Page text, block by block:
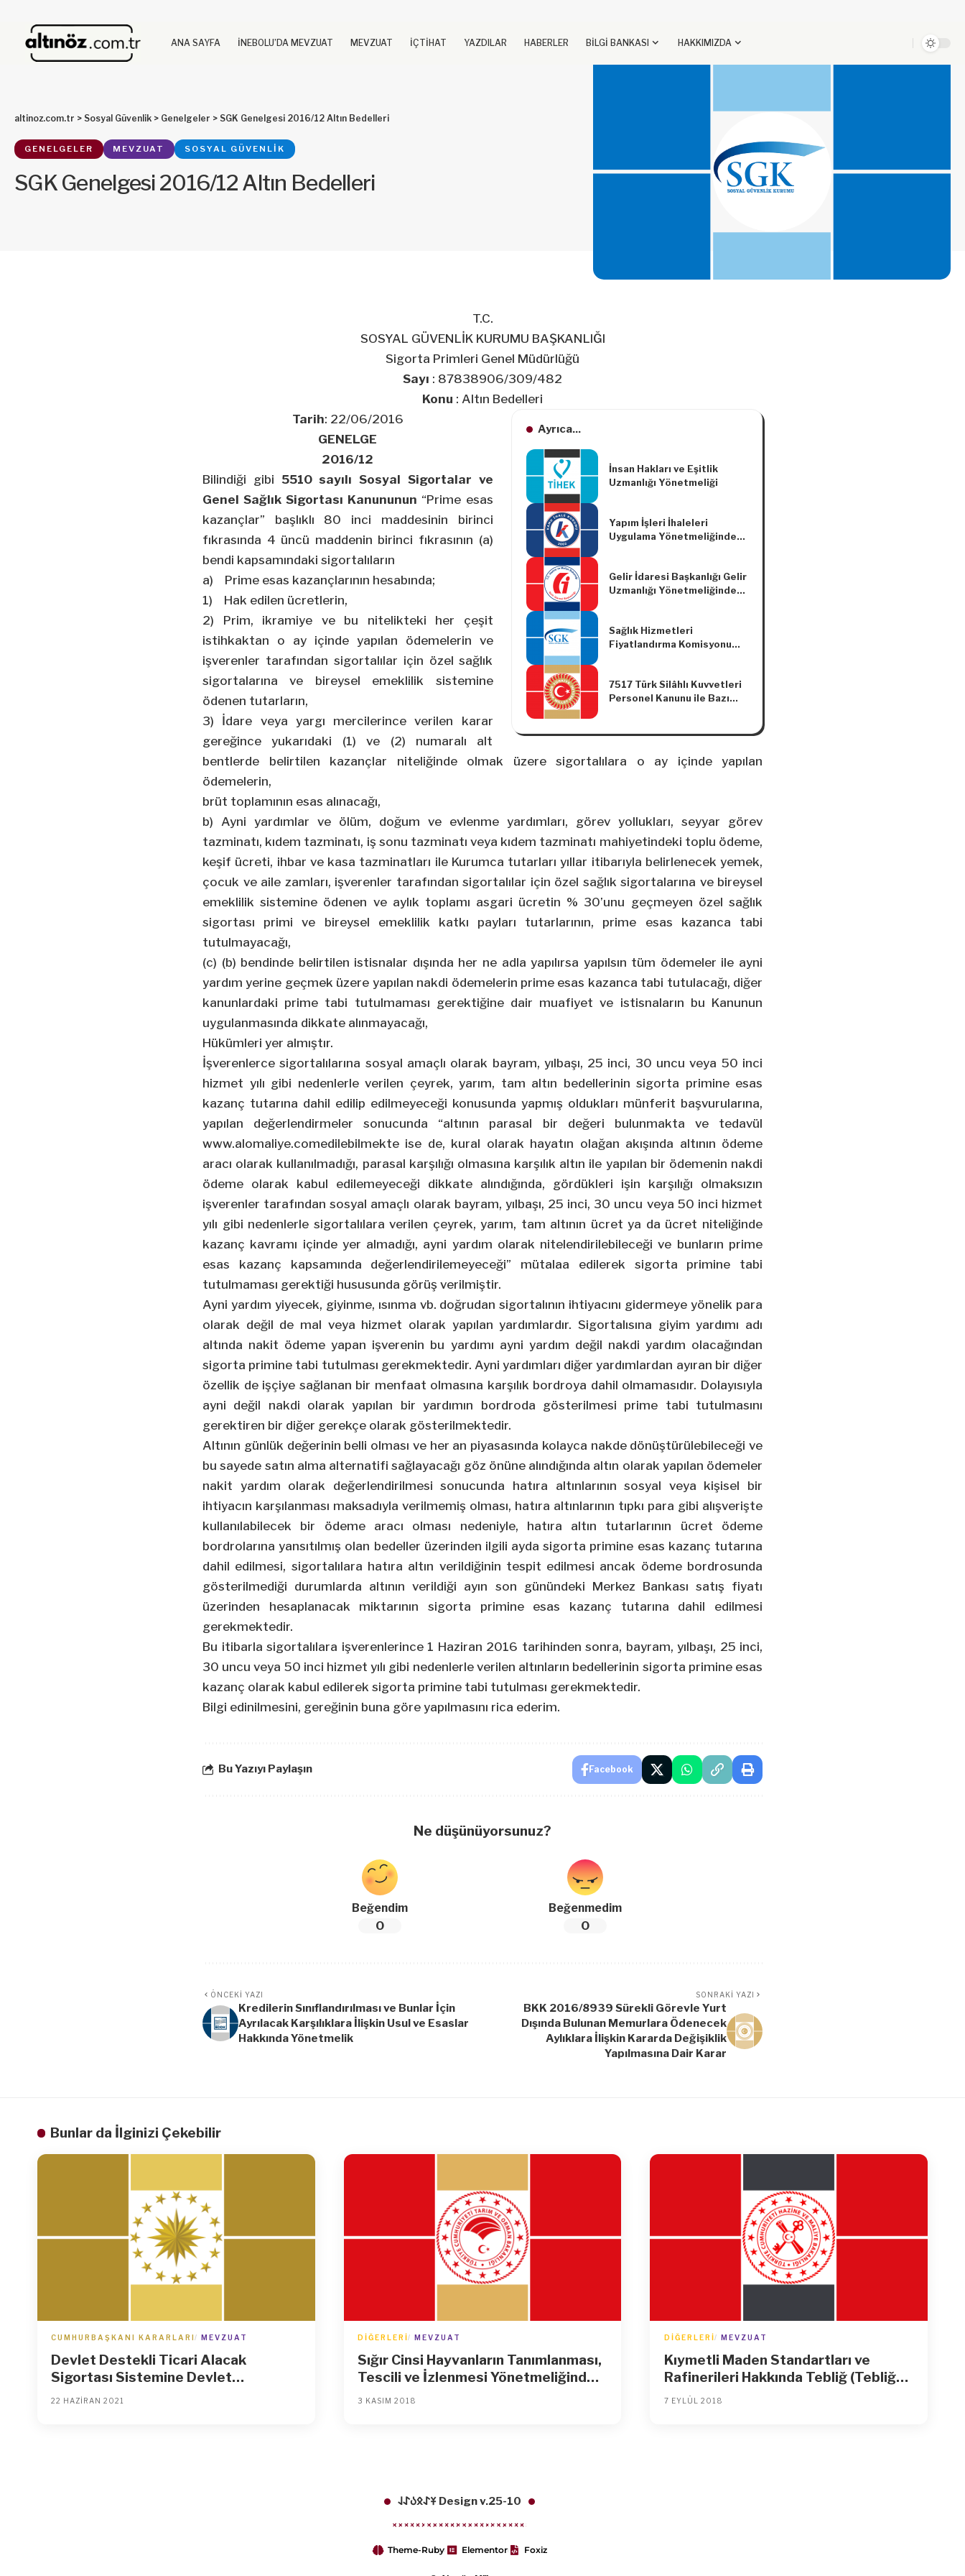
ANA SAYFA İNEBOLU’DA MEVZUAT MEVZUAT İÇTİHAT YAZDILAR HABERLER BİLGİ BANKASI HAKKIMIZDA
altinoz.com.tr > Sosyal Güvenlik > Genelgeler > SGK Genelgesi 2016/12 Altın Bedelleri
GENELGELER MEVZUAT SOSYAL GÜVENLIK
SGK Genelgesi 2016/12 Altın Bedelleri
T.C.
SOSYAL GÜVENLİK KURUMU BAŞKANLIĞI
Sigorta Primleri Genel Müdürlüğü
Sayı : 87838906/309/482
Konu : Altın Bedelleri
Ayrıca...
İnsan Hakları ve Eşitlik
Uzmanlığı Yönetmeliği
Yapım İşleri İhaleleri
Uygulama Yönetmeliğinde
Gelir İdaresi Başkanlığı Gelir
Uzmanlığı Yönetmeliğinde
Sağlık Hizmetleri
Fiyatlandırma Komisyonu
7517 Türk Silâhlı Kuvvetleri
Personel Kanunu ile Bazı
Tarih: 22/06/2016
GENELGE
2016/12
Bilindiği gibi 5510 sayılı Sosyal Sigortalar ve
Genel Sağlık Sigortası Kanununun “Prime esas
kazançlar” başlıklı 80 inci maddesinin birinci
fıkrasında 4 üncü maddenin birinci fıkrasının (a)
bendi kapsamındaki sigortalıların
a) Prime esas kazançlarının hesabında;
1) Hak edilen ücretlerin,
2) Prim, ikramiye ve bu nitelikteki her çeşit
istihkaktan o ay içinde yapılan ödemelerin ve
işverenler tarafından sigortalılar için özel sağlık
sigortalarına ve bireysel emeklilik sistemine
ödenen tutarların,
3) İdare veya yargı mercilerince verilen karar
gereğince yukarıdaki (1) ve (2) numaralı alt
bentlerde belirtilen kazançlar niteliğinde olmak üzere sigortalılara o ay içinde yapılan
ödemelerin,
brüt toplamının esas alınacağı,
b) Ayni yardımlar ve ölüm, doğum ve evlenme yardımları, görev yollukları, seyyar görev
tazminatı, kıdem tazminatı, iş sonu tazminatı veya kıdem tazminatı mahiyetindeki toplu ödeme,
keşif ücreti, ihbar ve kasa tazminatları ile Kurumca tutarları yıllar itibarıyla belirlenecek yemek,
çocuk ve aile zamları, işverenler tarafından sigortalılar için özel sağlık sigortalarına ve bireysel
emeklilik sistemine ödenen ve aylık toplamı asgari ücretin % 30’unu geçmeyen özel sağlık
sigortası primi ve bireysel emeklilik katkı payları tutarlarının, prime esas kazanca tabi
tutulmayacağı,
(c) (b) bendinde belirtilen istisnalar dışında her ne adla yapılırsa yapılsın tüm ödemeler ile ayni
yardım yerine geçmek üzere yapılan nakdi ödemelerin prime esas kazanca tabi tutulacağı, diğer
kanunlardaki prime tabi tutulmaması gerektiğine dair muafiyet ve istisnaların bu Kanunun
uygulanmasında dikkate alınmayacağı,
Hükümleri yer almıştır.
İşverenlerce sigortalılarına sosyal amaçlı olarak bayram, yılbaşı, 25 inci, 30 uncu veya 50 inci
hizmet yılı gibi nedenlerle verilen çeyrek, yarım, tam altın bedellerinin sigorta primine esas
kazanç tutarına dahil edilip edilmeyeceği konusunda yapmış oldukları münferit başvurularına,
yapılan değerlendirmeler sonucunda “altının parasal bir değeri bulunmakta ve tedavül
www.alomaliye.comedilebilmekte ise de, kural olarak hayatın olağan akışında altının ödeme
aracı olarak kullanılmadığı, parasal karşılığı olmasına karşılık altın ile yapılan bir ödemenin nakdi
ödeme olarak kabul edilemeyeceği dikkate alındığında, gördükleri işin karşılığı olmaksızın
işverenler tarafından sosyal amaçlı olarak bayram, yılbaşı, 25 inci, 30 uncu veya 50 inci hizmet
yılı gibi nedenlerle sigortalılara verilen çeyrek, yarım, tam altının ücret ya da ücret niteliğinde
kazanç kavramı içinde yer almadığı, ayni yardım olarak nitelendirilebileceği ve bunların prime
esas kazanç kapsamında değerlendirilemeyeceği” mütalaa edilerek sigorta primine tabi
tutulmaması gerektiği hususunda görüş verilmiştir.
Ayni yardım yiyecek, giyinme, ısınma vb. doğrudan sigortalının ihtiyacını gidermeye yönelik para
olarak değil de mal veya hizmet olarak yapılan yardımlardır. Sigortalısına giyim yardımı adı
altında nakit ödeme yapan işverenin bu yardımı ayni yardım değil nakdi yardım olacağından
sigorta primine tabi tutulması gerekmektedir. Ayni yardımları diğer yardımlardan ayıran bir diğer
özellik de işçiye sağlanan bir menfaat olmasına karşılık bordroya dahil olmamasıdır. Dolayısıyla
ayni değil nakdi olarak yapılan bir yardımın bordroda gösterilmesi prime tabi tutulmasını
gerektiren bir diğer gerekçe olarak gösterilmektedir.
Altının günlük değerinin belli olması ve her an piyasasında kolayca nakde dönüştürülebileceği ve
bu sayede satın alma alternatifi sağlayacağı göz önüne alındığında altın olarak yapılan ödemeler
nakit yardım olarak değerlendirilmesi sonucunda hatıra altınlarının sosyal veya kişisel bir
ihtiyacın karşılanması maksadıyla verilmemiş olması, hatıra altınlarının tıpkı para gibi alışverişte
kullanılabilecek bir ödeme aracı olması nedeniyle, hatıra altın tutarlarının ücret ödeme
bordrolarına yansıtılmış olan bedeller üzerinden ilgili ayda sigorta primine esas kazanç tutarına
dahil edilmesi, sigortalılara hatıra altın verildiğinin tespit edilmesi ancak ödeme bordrosunda
gösterilmediği durumlarda altının verildiği ayın son günündeki Merkez Bankası satış fiyatı
üzerinden hesaplanacak miktarının sigorta primine esas kazanç tutarına dahil edilmesi
gerekmektedir.
Bu itibarla sigortalılara işverenlerince 1 Haziran 2016 tarihinden sonra, bayram, yılbaşı, 25 inci,
30 uncu veya 50 inci hizmet yılı gibi nedenlerle verilen altınların bedellerinin sigorta primine esas
kazanç olarak kabul edilerek sigorta primine tabi tutulması gerekmektedir.
Bilgi edinilmesini, gereğinin buna göre yapılmasını rica ederim.
Bu Yazıyı Paylaşın Facebook
Ne düşünüyorsunuz?
Beğendim
0
Beğenmedim
0
ÖNCEKI YAZI
Kredilerin Sınıflandırılması ve Bunlar İçin
Ayrılacak Karşılıklara İlişkin Usul ve Esaslar
Hakkında Yönetmelik
SONRAKI YAZI
BKK 2016/8939 Sürekli Görevle Yurt
Dışında Bulunan Memurlara Ödenecek
Aylıklara İlişkin Kararda Değişiklik
Yapılmasına Dair Karar
Bunlar da İlginizi Çekebilir
CUMHURBAŞKANI KARARLARI MEVZUAT
Devlet Destekli Ticari Alacak
Sigortası Sistemine Devlet
Tarafından Taahhüt Edilecek
22 HAZIRAN 2021
DIĞERLERI MEVZUAT
Sığır Cinsi Hayvanların Tanımlanması,
Tescili ve İzlenmesi Yönetmeliğinde
Değişiklik Yapılmasına Dair
3 KASIM 2018
DIĞERLERI MEVZUAT
Kıymetli Maden Standartları ve
Rafinerileri Hakkında Tebliğ (Tebliğ
No: 2006/1)’de Değişiklik Yapılmasına
7 EYLÜL 2018
𐱁𐰀𐰋𐰉𐰀𐰞 Design v.25-10
Theme-Ruby Elementor Foxiz